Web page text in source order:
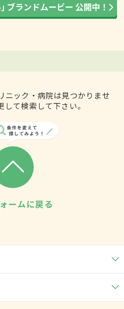
ニック・病院は見つかりませ
て検索して下さい。
ームに戻る